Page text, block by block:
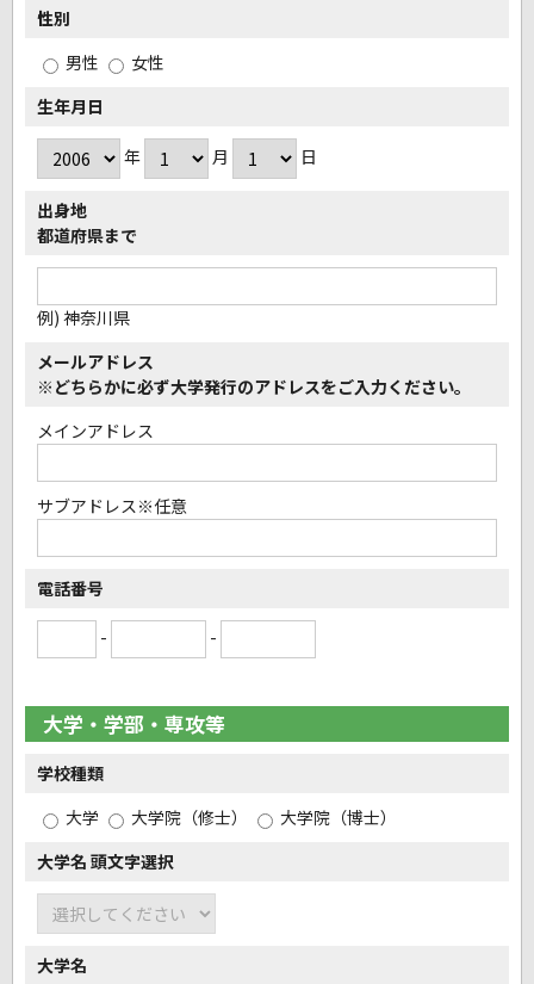
性別
男性
女性
生年月日
年 月 日
出身地
都道府県まで
例) 神奈川県
メールアドレス
※どちらかに必ず大学発行のアドレスをご入力ください。
メインアドレス
サブアドレス※任意
電話番号
- -
大学・学部・専攻等
学校種類
大学
大学院（修士）
大学院（博士）
大学名 頭文字選択
大学名